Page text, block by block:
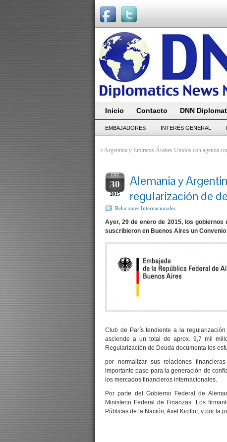
Inicio Contacto DNN
EMBAJADORES INTERÉS GENERAL
«Argentina y Emiratos Árabes Unidos con agenda
ENE
30
2015
Alemania y
regularización de
Relaciones Internacionales
Ayer, 29 de enero de 2015, los
suscribieron en Buenos Aires un
Club de París tendiente a la
asciende a un total de aprox. 9,7 mil
Regularización de Deuda documenta los
por normalizar sus relaciones
importante paso para la generación de
los mercados financieros internacionales.
Por parte del Gobierno Federal de
Ministerio Federal de Finanzas. Los
Públicas de la Nación, Axel Kicillof, y por la